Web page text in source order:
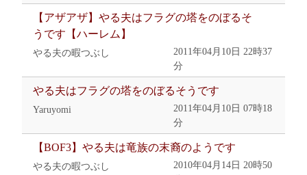
【アザアザ】やる夫はフラグの塔をのぼるそ
うです【ハーレム】
やる夫の暇つぶし
2011年04月10日 22時37
分
やる夫はフラグの塔をのぼるそうです
Yaruyomi
2011年04月10日 07時18
分
【BOF3】やる夫は竜族の末裔のようです
やる夫の暇つぶし
2010年04月14日 20時50